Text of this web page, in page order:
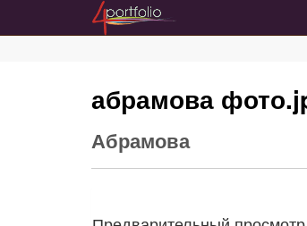
абрамова
Абрамова